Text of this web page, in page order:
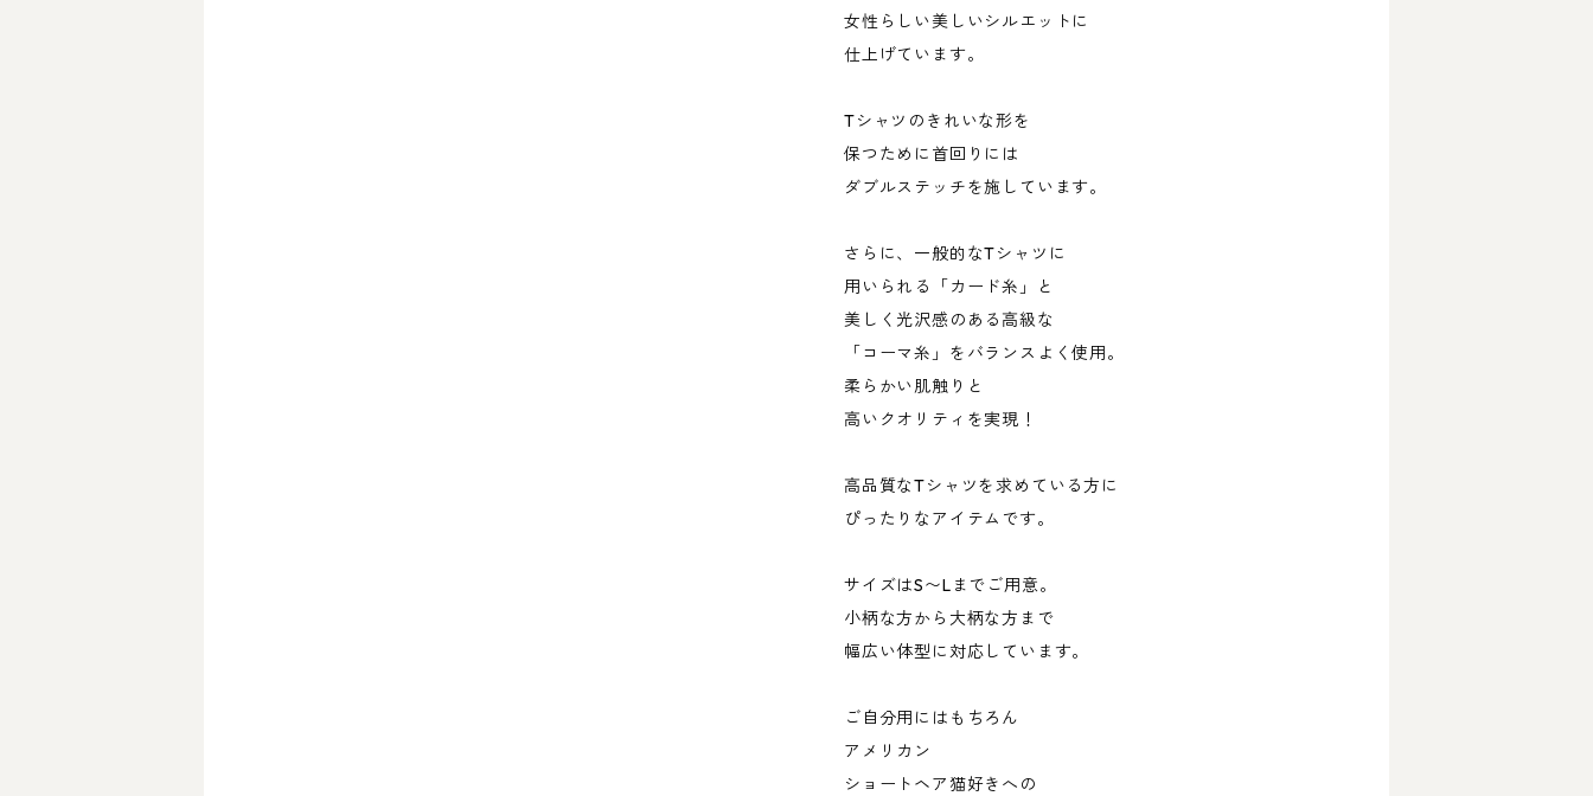
女性らしい美しいシルエットに
仕上げています。
Tシャツのきれいな形を
保つために首回りには
ダブルステッチを施しています。
さらに、一般的なTシャツに
用いられる「カード糸」と
美しく光沢感のある高級な
「コーマ糸」をバランスよく使用。
柔らかい肌触りと
高いクオリティを実現！
高品質なTシャツを求めている方に
ぴったりなアイテムです。
サイズはS〜Lまでご用意。
小柄な方から大柄な方まで
幅広い体型に対応しています。
ご自分用にはもちろん
アメリカン
ショートヘア猫好きへの